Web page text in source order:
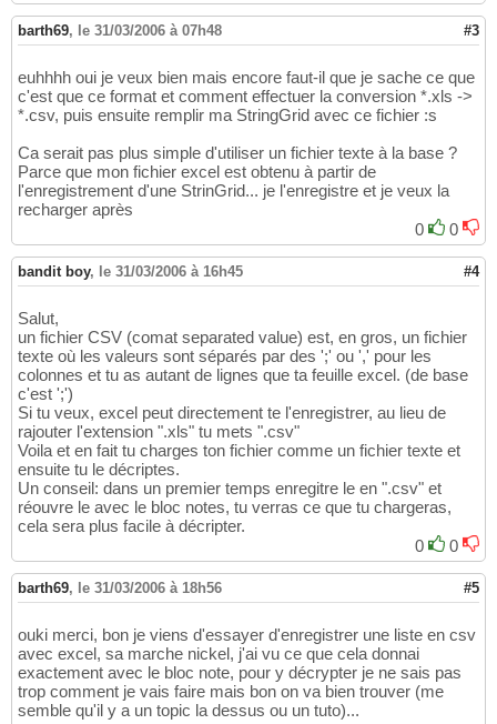
barth69, le 31/03/2006 à 07h48 #3
euhhhh oui je veux bien mais encore faut-il que je sache ce que
c'est que ce format et comment effectuer la conversion *.xls ->
*.csv, puis ensuite remplir ma StringGrid avec ce fichier :s
Ca serait pas plus simple d'utiliser un fichier texte à la base ?
Parce que mon fichier excel est obtenu à partir de
l'enregistrement d'une StrinGrid... je l'enregistre et je veux la
recharger après
0
0
bandit boy, le 31/03/2006 à 16h45 #4
Salut,
un fichier CSV (comat separated value) est, en gros, un fichier
texte où les valeurs sont séparés par des ';' ou ',' pour les
colonnes et tu as autant de lignes que ta feuille excel. (de base
c'est ';')
Si tu veux, excel peut directement te l'enregistrer, au lieu de
rajouter l'extension ".xls" tu mets ".csv"
Voila et en fait tu charges ton fichier comme un fichier texte et
ensuite tu le décriptes.
Un conseil: dans un premier temps enregitre le en ".csv" et
réouvre le avec le bloc notes, tu verras ce que tu chargeras,
cela sera plus facile à décripter.
0
0
barth69, le 31/03/2006 à 18h56 #5
ouki merci, bon je viens d'essayer d'enregistrer une liste en csv
avec excel, sa marche nickel, j'ai vu ce que cela donnai
exactement avec le bloc note, pour y décrypter je ne sais pas
trop comment je vais faire mais bon on va bien trouver (me
semble qu'il y a un topic la dessus ou un tuto)...